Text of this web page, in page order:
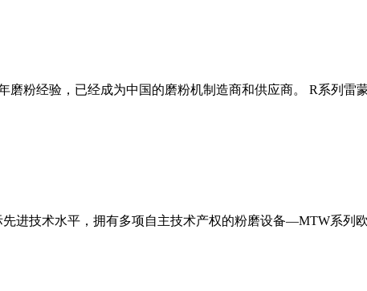
磨粉经验，已经成为中国的磨粉机制造商和供应商。 R系列
进技术水平，拥有多项自主技术产权的粉磨设备—MTW系列